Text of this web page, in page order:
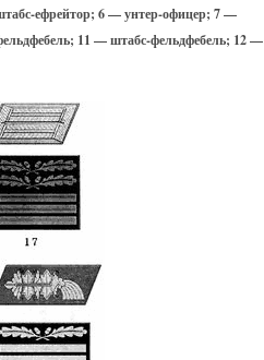
ефрейтор; 6 — унтер-офицер; 7 —
11 — штабс-фельдфебель; 12 —